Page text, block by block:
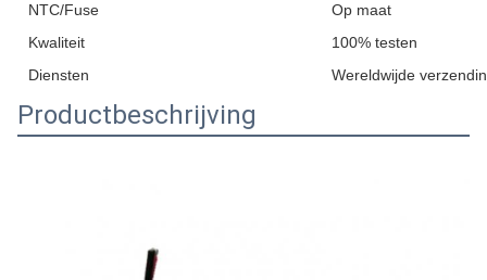
NTC/Fuse
Op maat
Kwaliteit
100% testen
Diensten
Wereldwijde
Productbeschrijving